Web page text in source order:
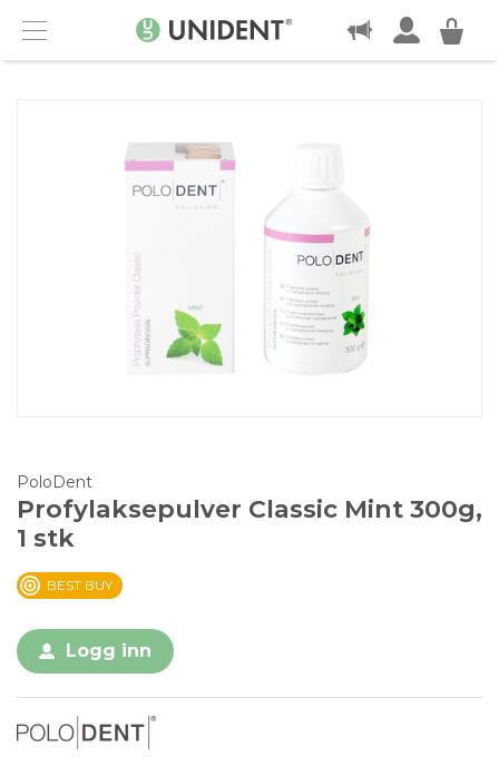
Menu
KONTAKT
PoloDent
Profylaksepulver Classic Mint 300g,
1 stk
BEST BUY
Logg inn